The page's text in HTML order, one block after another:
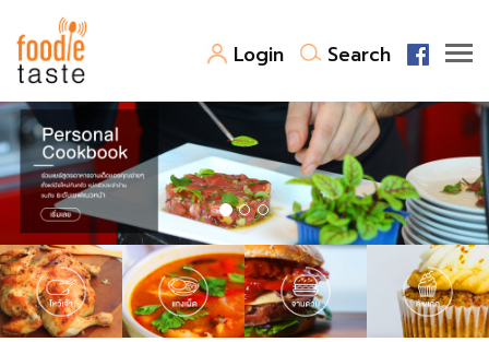
Login Search
สูตรอาหาร
สูตรอาหารล่าสุด
Top Foodie
พาไปชิม
สารพันก้นครัว
เคล็ดลับน่ารู้
FoodPedia